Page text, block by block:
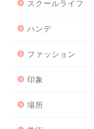
スクールライフ
ハンデ
ファッション
印象
場所